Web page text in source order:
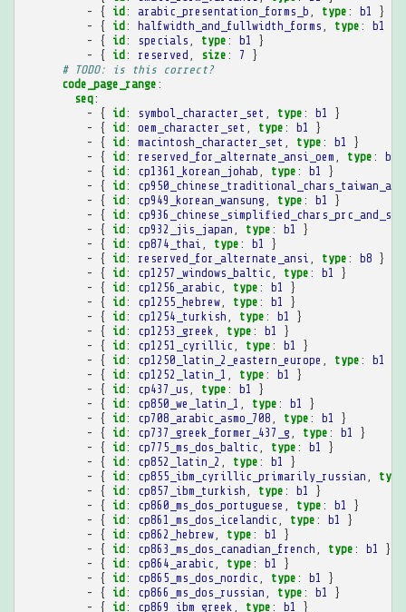
-
{ id : arabic_presentation_forms_b type : b1
}
-
{ id : halfwidth_and_fullwidth_forms type : b1
-
{ id : specials type : b1
}
-
{ id : reserved size : 7
}
# TODO: is this correct?
code_page_range :
seq:
-
{ id : symbol_character_set type : b1
}
-
{ id : oem_character_set type : b1
}
-
{ id : macintosh_character_set type : b1
}
-
{ id : reserved_for_alternate_ansi_oem type : b7
-
{ id : cp1361_korean_johab type : b1
}
-
{ id :
-
{ id : cp949_korean_wansung type : b1
}
-
{ id :
-
{ id : cp932_jis_japan type : b1
}
-
{ id : cp874_thai type : b1
}
-
{ id : reserved_for_alternate_ansi type : b8
}
-
{ id : cp1257_windows_baltic type : b1
}
-
{ id : cp1256_arabic type : b1
}
-
{ id : cp1255_hebrew, type : b1
}
-
{ id : cp1254_turkish type : b1
}
-
{ id : cp1253_greek type : b1
}
-
{ id : cp1251_cyrillic type : b1
}
-
{ id : cp1250_latin_2_eastern_europe type : b1
-
{ id : cp1252_latin_1 type : b1
}
-
{ id : cp437_us type : b1
}
-
{ id : cp850_we_latin_1 type : b1
}
-
{ id : cp708_arabic_asmo_708 type : b1
}
-
{ id : cp737_greek_former_437_g type : b1
}
-
{ id : cp775_ms_dos_baltic type : b1
}
-
{ id : cp852_latin_2 type : b1
}
-
{ id : cp855_ibm_cyrillic_primarily_russian type
-
{ id : cp857_ibm_turkish type : b1
}
-
{ id : cp860_ms_dos_portuguese type : b1
}
-
{ id : cp861_ms_dos_icelandic type : b1
}
-
{ id : cp862_hebrew, type : b1
}
-
{ id : cp863_ms_dos_canadian_french type : b1
}
-
{ id : cp864_arabic type : b1
}
-
{ id : cp865_ms_dos_nordic type : b1
}
-
{ id : cp866_ms_dos_russian type : b1
}
-
{ id : cp869_ibm_greek type : b1
}